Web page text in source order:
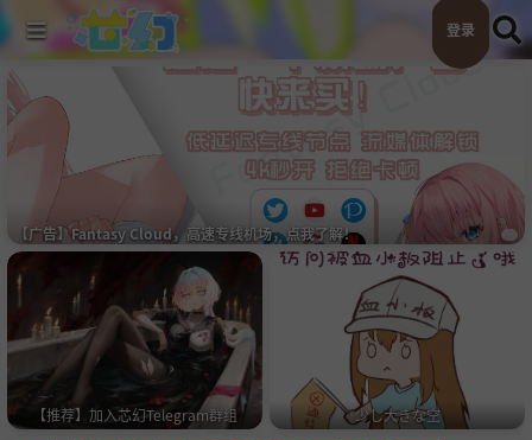
登录
【广告】Fantasy Cloud，高速专线机场，点我了解！
スターゲイザー
睦月